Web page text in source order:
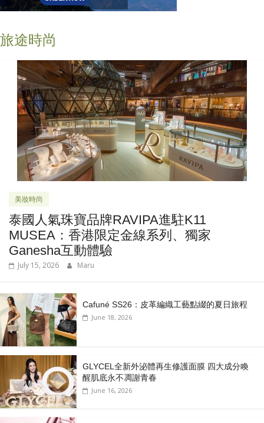
旅途時尚
美妝時尚
泰國人氣珠寶品牌RAVIPA進駐K11
MUSEA：香港限定金線系列、獨家
Ganesha互動體驗
July 15, 2026 Maru
Cafuné SS26：皮革編織工藝點綴的夏日旅程
June 18, 2026
GLYCEL全新外泌體再生修護面膜 四大成分喚
醒肌底永不凋謝青春
June 16, 2026